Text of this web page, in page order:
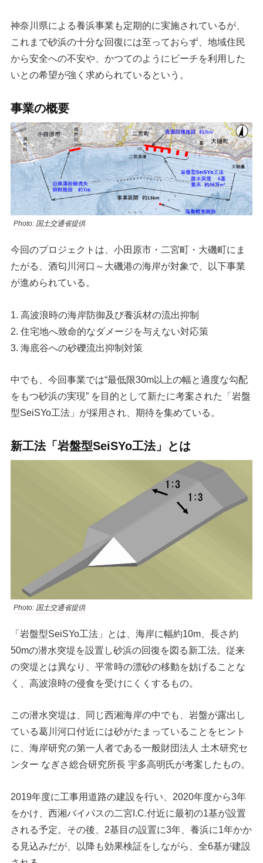
神奈川県による養浜事業も定期的に実施されているが、
これまで砂浜の十分な回復には至っておらず、地域住民
から安全への不安や、かつてのようにビーチを利用した
いとの希望が強く求められているという。
事業の概要
Photo: 国土交通省提供
今回のプロジェクトは、小田原市・二宮町・大磯町にま
たがる、酒匂川河口～大磯港の海岸が対象で、以下事業
が進められている。
1. 高波浪時の海岸防御及び養浜材の流出抑制
2. 住宅地へ致命的なダメージを与えない対応策
3. 海底谷への砂礫流出抑制対策
中でも、今回事業では“最低限30m以上の幅と適度な勾配
をもつ砂浜の実現” を目的として新たに考案された「岩盤
型SeiSYo工法」が採用され、期待を集めている。
新工法「岩盤型SeiSYo工法」とは
Photo: 国土交通省提供
「岩盤型SeiSYo工法」とは、海岸に幅約10m、長さ約
50mの潜水突堤を設置し砂浜の回復を図る新工法。従来
の突堤とは異なり、平常時の漂砂の移動を妨げることな
く、高波浪時の侵食を受けにくくするもの。
この潜水突堤は、同じ西湘海岸の中でも、岩盤が露出し
ている葛川河口付近には砂がたまっていることをヒント
に、海岸研究の第一人者である一般財団法人 土木研究セ
ンター なぎさ総合研究所長 宇多高明氏が考案したもの。
2019年度に工事用道路の建設を行い、2020年度から3年
をかけ、西湘バイパスの二宮I.C.付近に最初の1基が設置
される予定。その後、2基目の設置に3年、養浜に1年かか
る見込みだが、以降も効果検証をしながら、全6基が建設